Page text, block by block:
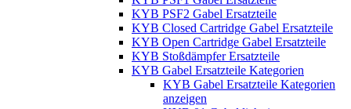
KYB PSF2 Gabel Ersatzteile
KYB Closed Cartridge Gabel Ersatzteile
KYB Open Cartridge Gabel Ersatzteile
KYB Stoßdämpfer Ersatzteile
KYB Gabel Ersatzteile Kategorien
KYB Gabel Ersatzteile Kategorien
anzeigen